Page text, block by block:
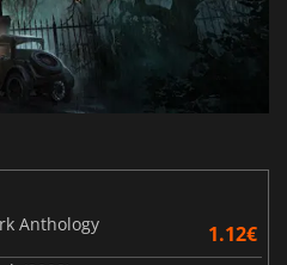
Anthology
1.12€